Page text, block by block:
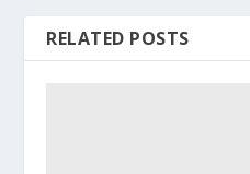
RELATED POSTS